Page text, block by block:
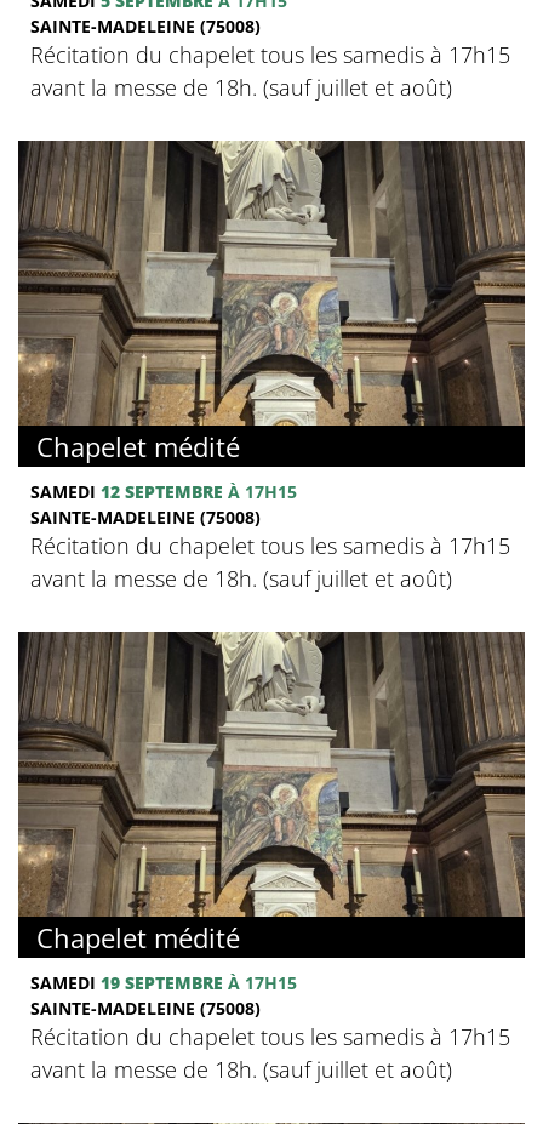
SAINTE-MADELEINE (75008)
Récitation du chapelet tous les samedis à 17h15
avant la messe de 18h. (sauf juillet et août)
Chapelet médité
SAMEDI 12 SEPTEMBRE À 17H15
SAINTE-MADELEINE (75008)
Récitation du chapelet tous les samedis à 17h15
avant la messe de 18h. (sauf juillet et août)
Chapelet médité
SAMEDI 19 SEPTEMBRE À 17H15
SAINTE-MADELEINE (75008)
Récitation du chapelet tous les samedis à 17h15
avant la messe de 18h. (sauf juillet et août)